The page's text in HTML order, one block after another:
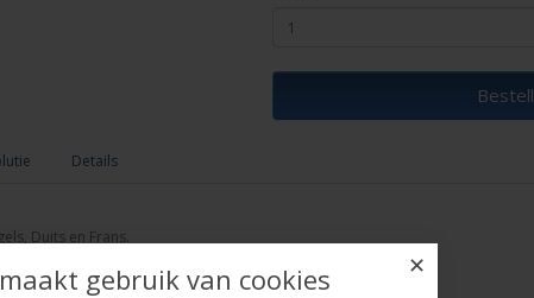
Details
Duits en Frans.
✕
gebruik van cookies